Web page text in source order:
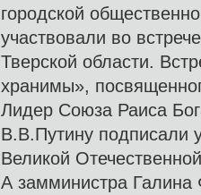
городской
участвовали во
Тверской области.
хранимы»,
Лидер Союза Раиса
В.В.Путину подписали
Великой
А замминистра Галина